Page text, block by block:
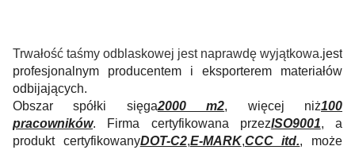
Trwałość taśmy odblaskowej jest naprawdę wyjątkowa.jest
profesjonalnym producentem i eksporterem materiałów
odbijających.
Obszar spółki sięga2000 m2, więcej niż100
pracowników. Firma certyfikowana przezISO9001, a
produkt certyfikowanyDOT-C2,E-MARK,CCC itd., może